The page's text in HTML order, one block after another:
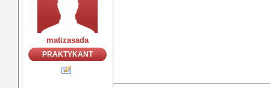
matizasada
PRAKTYKANT